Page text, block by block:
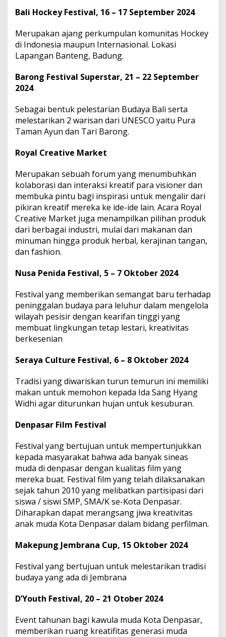
Bali Hockey Festival, 16 – 17 September 2024
Merupakan ajang perkumpulan komunitas Hockey
di Indonesia maupun Internasional. Lokasi
Lapangan Banteng, Badung.
Barong Festival Superstar, 21 – 22 September
2024
Sebagai bentuk pelestarian Budaya Bali serta
melestarikan 2 warisan dari UNESCO yaitu Pura
Taman Ayun dan Tari Barong.
Royal Creative Market
Merupakan sebuah forum yang menumbuhkan
kolaborasi dan interaksi kreatif para visioner dan
membuka pintu bagi inspirasi untuk mengalir dari
pikiran kreatif mereka ke ide-ide lain. Acara Royal
Creative Market juga menampilkan pilihan produk
dari berbagai industri, mulai dari makanan dan
minuman hingga produk herbal, kerajinan tangan,
dan fashion.
Nusa Penida Festival, 5 – 7 Oktober 2024
Festival yang memberikan semangat baru terhadap
peninggalan budaya para leluhur dalam mengelola
wilayah pesisir dengan kearifan tinggi yang
membuat lingkungan tetap lestari, kreativitas
berkesenian
Seraya Culture Festival, 6 – 8 Oktober 2024
Tradisi yang diwariskan turun temurun ini memiliki
makan untuk memohon kepada Ida Sang Hyang
Widhi agar diturunkan hujan untuk kesuburan.
Denpasar Film Festival
Festival yang bertujuan untuk mempertunjukkan
kepada masyarakat bahwa ada banyak sineas
muda di denpasar dengan kualitas film yang
mereka buat. Festival film yang telah dilaksanakan
sejak tahun 2010 yang melibatkan partisipasi dari
siswa / siswi SMP, SMA/K se-Kota Denpasar.
Diharapkan dapat merangsang jiwa kreativitas
anak muda Kota Denpasar dalam bidang perfilman.
Makepung Jembrana Cup, 15 Oktober 2024
Festival yang bertujuan untuk melestarikan tradisi
budaya yang ada di Jembrana
D’Youth Festival, 20 – 21 Otober 2024
Event tahunan bagi kawula muda Kota Denpasar,
memberikan ruang kreatifitas generasi muda